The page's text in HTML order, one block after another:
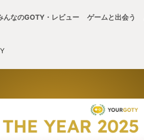
んなのGOTY・レビュー ゲームと出会う